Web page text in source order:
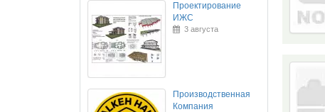
Проектирование
ИЖС
3 августа
Производственная
Компания